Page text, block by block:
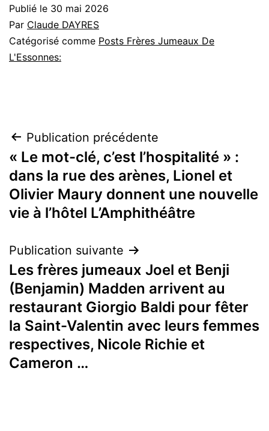
Publié le 30 mai 2026
Par Claude DAYRES
Catégorisé comme Posts Frères Jumeaux De
L'Essonnes:
Navigation
de
l’article
Publication précédente
« Le mot-clé, c’est l’hospitalité » :
dans la rue des arènes, Lionel et
Olivier Maury donnent une nouvelle
vie à l’hôtel L’Amphithéâtre
Publication suivante
Les frères jumeaux Joel et Benji
(Benjamin) Madden arrivent au
restaurant Giorgio Baldi pour fêter
la Saint-Valentin avec leurs femmes
respectives, Nicole Richie et
Cameron …